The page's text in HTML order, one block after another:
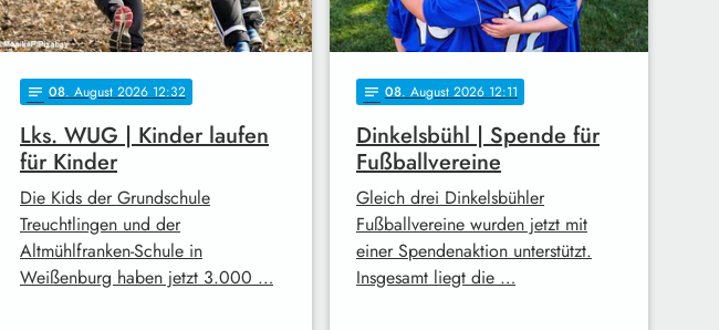
notes 08. August 2026 12:32
Lks. WUG | Kinder laufen
für Kinder
Die Kids der Grundschule
Treuchtlingen und der
Altmühlfranken-Schule in
Weißenburg haben jetzt 3.000 …
notes 08. August 2026 12:11
Dinkelsbühl | Spende für
Fußballvereine
Gleich drei Dinkelsbühler
Fußballvereine wurden jetzt mit
einer Spendenaktion unterstützt.
Insgesamt liegt die …